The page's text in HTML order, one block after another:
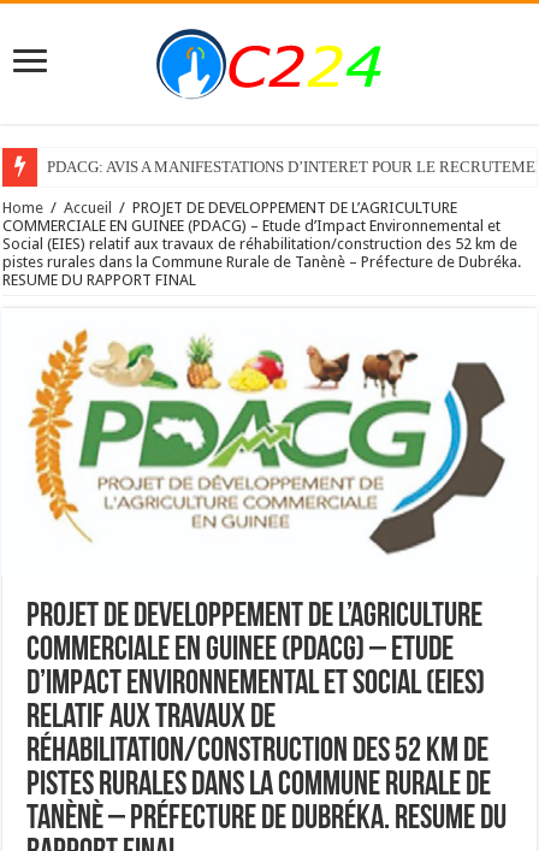
PDACG: AVIS A MANIFESTATIONS D’INTERET POUR LE
Home / Accueil / PROJET DE DEVELOPPEMENT DE L’AGRICULTURE
COMMERCIALE EN GUINEE (PDACG) – Etude d’Impact Environnemental et
Social (EIES) relatif aux travaux de réhabilitation/construction des 52 km de
pistes rurales dans la Commune Rurale de Tanènè – Préfecture de Dubréka.
RESUME DU RAPPORT FINAL
PROJET DE DEVELOPPEMENT DE L’AGRICULTURE
COMMERCIALE EN GUINEE (PDACG) – Etude
d’Impact Environnemental et Social (EIES)
relatif aux travaux de
réhabilitation/construction des 52 km de
pistes rurales dans la Commune Rurale de
Tanènè – Préfecture de Dubréka. RESUME DU